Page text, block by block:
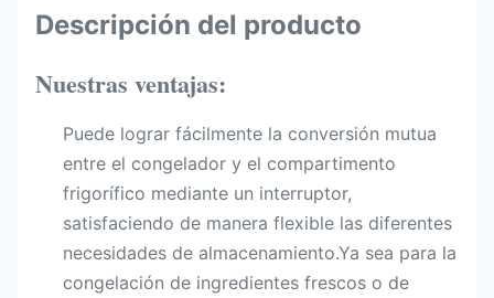
Descripción del producto
Nuestras ventajas:
Puede lograr fácilmente la conversión mutua
entre el congelador y el compartimento
frigorífico mediante un interruptor,
satisfaciendo de manera flexible las diferentes
necesidades de almacenamiento.Ya sea para la
congelación de ingredientes frescos o de